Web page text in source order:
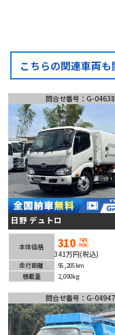
こちらの関連車両
問合せ番号：G-04638
日野 デュトロ
本体価格 310 万円
(税抜)
341万円(税込)
走行距離
95,205km
積載量
2,000kg
問合せ番号：G-04947